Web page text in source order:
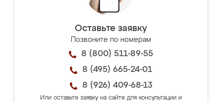
Оставьте заявку
Позвоните по номерам
8 (800) 511-89-55
8 (495) 665-24-01
8 (926) 409-68-13
Или оставьте заявку на сайте для консультации и